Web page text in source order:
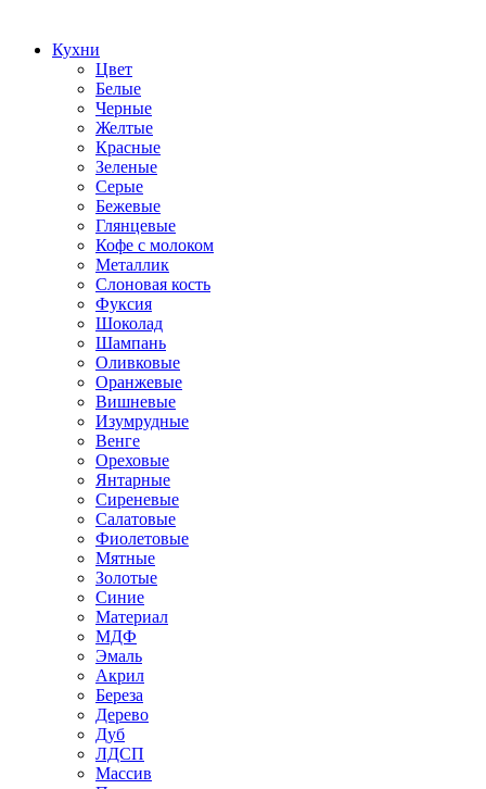
Кухни
Цвет
Белые
Черные
Желтые
Красные
Зеленые
Серые
Бежевые
Глянцевые
Кофе с молоком
Металлик
Слоновая кость
Фуксия
Шоколад
Шампань
Оливковые
Оранжевые
Вишневые
Изумрудные
Венге
Ореховые
Янтарные
Сиреневые
Салатовые
Фиолетовые
Мятные
Золотые
Синие
Материал
МДФ
Эмаль
Акрил
Береза
Дерево
Дуб
ЛДСП
Массив